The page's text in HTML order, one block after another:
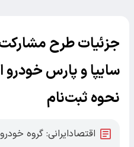
جزئیات طرح
سایپا و پارس خودرو
نحوه ثبت‌نام
اقتصادایرانی: گروه